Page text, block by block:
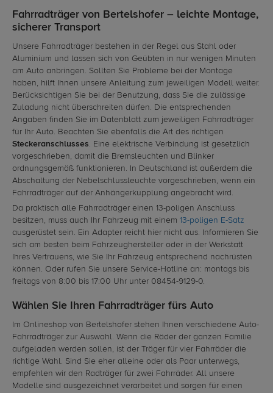
Fahrradträger von Bertelshofer – leichte Montage,
sicherer Transport
Unsere Fahrradträger bestehen in der Regel aus Stahl oder
Aluminium und lassen sich von Geübten in nur wenigen Minuten
am Auto anbringen. Sollten Sie Probleme bei der Montage
haben, hilft Ihnen unsere Anleitung zum jeweiligen Modell weiter.
Berücksichtigen Sie bei der Benutzung, dass Sie die zulässige
Zuladung nicht überschreiten dürfen. Die entsprechenden
Angaben finden Sie im Datenblatt zum jeweiligen Fahrradträger
für Ihr Auto. Beachten Sie ebenfalls die Art des richtigen
Steckeranschlusses. Eine elektrische Verbindung ist gesetzlich
vorgeschrieben, damit die Bremsleuchten und Blinker
ordnungsgemäß funktionieren. In Deutschland ist außerdem die
Abschaltung der Nebelschlussleuchte vorgeschrieben, wenn ein
Fahrradträger auf der Anhängerkupplung angebracht wird.
Da praktisch alle Fahrradträger einen 13-poligen Anschluss
besitzen, muss auch Ihr Fahrzeug mit einem 13-poligen E-Satz
ausgerüstet sein. Ein Adapter reicht hier nicht aus. Informieren Sie
sich am besten beim Fahrzeughersteller oder in der Werkstatt
Ihres Vertrauens, wie Sie Ihr Fahrzeug entsprechend nachrüsten
können. Oder rufen Sie unsere Service-Hotline an: montags bis
freitags von 8:00 bis 17:00 Uhr unter 08454-9129-0.
Wählen Sie Ihren Fahrradträger fürs Auto
Im Onlineshop von Bertelshofer stehen Ihnen verschiedene Auto-
Fahrradträger zur Auswahl. Wenn die Räder der ganzen Familie
aufgeladen werden sollen, ist der Träger für vier Fahrräder die
richtige Wahl. Sind Sie eher alleine oder als Paar unterwegs,
empfehlen wir den Radträger für zwei Fahrräder. All unsere
Modelle sind ausgezeichnet verarbeitet und sorgen für einen